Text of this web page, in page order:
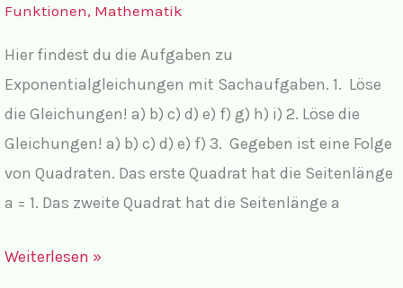
Funktionen, Mathematik
Hier findest du die Aufgaben zu
Exponentialgleichungen mit Sachaufgaben. 1. Löse
die Gleichungen! a) b) c) d) e) f) g) h) i) 2. Löse die
Gleichungen! a) b) c) d) e) f) 3. Gegeben ist eine Folge
von Quadraten. Das erste Quadrat hat die Seitenlänge
a = 1. Das zweite Quadrat hat die Seitenlänge a
Aufgaben
Weiterlesen »